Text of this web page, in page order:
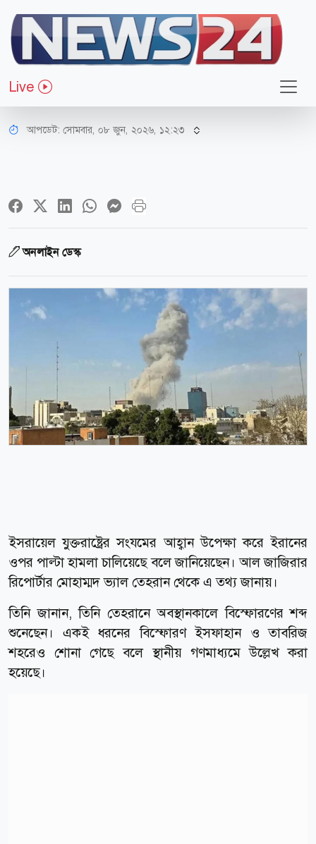
Live
আন্তর্জাতিক
যুক্তরাষ্ট্রের কথা শুনলো না ইসরায়েল,
হামলা করলো তেহরানে
আপডেট: সোমবার, ০৮ জুন, ২০২৬, ১২:২৩
অনলাইন ডেস্ক
ইসরায়েল যুক্তরাষ্ট্রের সংযমের আহ্বান উপেক্ষা করে ইরানের
ওপর পাল্টা হামলা চালিয়েছে বলে জানিয়েছেন। আল জাজিরার
রিপোর্টার মোহাম্মদ ভ্যাল তেহরান থেকে এ তথ্য জানায়।
তিনি জানান, তিনি তেহরানে অবস্থানকালে বিস্ফোরণের শব্দ
শুনেছেন। একই ধরনের বিস্ফোরণ ইসফাহান ও তাবরিজ
শহরেও শোনা গেছে বলে স্থানীয় গণমাধ্যমে উল্লেখ করা
হয়েছে।